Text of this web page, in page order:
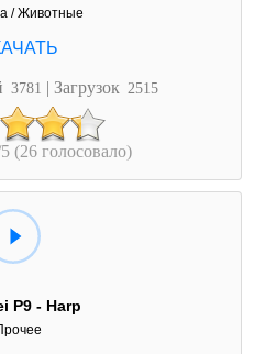
/ Животные
3781 | Загрузок 2515
(26 голосовало)
P9 - Harp